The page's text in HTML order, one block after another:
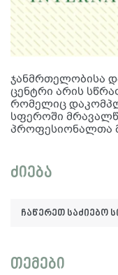
ჯანმრთელობისა
ცენტრი არის
რომელიც
სფეროში
პროფესიონალთა
ძიება
ჩაწერეთ
თემები